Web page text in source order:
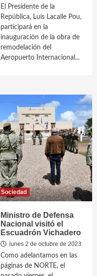
El Presidente de la
República, Luis Lacalle Pou,
participará en la
inauguración de la obra de
remodelación del
Aeropuerto Internacional...
Sociedad
Ministro de Defensa
Nacional visitó el
Escuadrón Vichadero
lunes 2 de octubre de 2023
Como adelantamos en las
páginas de NORTE, el